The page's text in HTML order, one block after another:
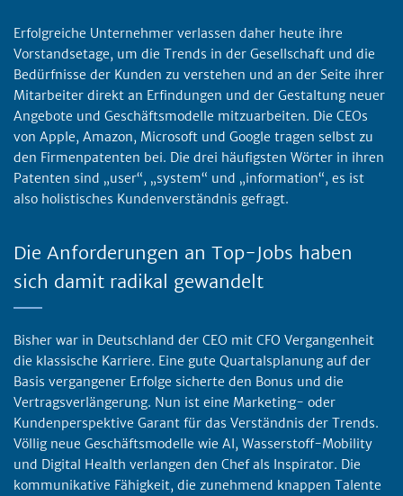
Erfolgreiche Unternehmer verlassen daher heute ihre
Vorstandsetage, um die Trends in der Gesellschaft und die
Bedürfnisse der Kunden zu verstehen und an der Seite ihrer
Mitarbeiter direkt an Erfindungen und der Gestaltung neuer
Angebote und Geschäftsmodelle mitzuarbeiten. Die CEOs
von Apple, Amazon, Microsoft und Google tragen selbst zu
den Firmenpatenten bei. Die drei häufigsten Wörter in ihren
Patenten sind „user“, „system“ und „information“, es ist
also holistisches Kundenverständnis gefragt.
Die Anforderungen an Top-Jobs haben
sich damit radikal gewandelt
Bisher war in Deutschland der CEO mit CFO Vergangenheit
die klassische Karriere. Eine gute Quartalsplanung auf der
Basis vergangener Erfolge sicherte den Bonus und die
Vertragsverlängerung. Nun ist eine Marketing- oder
Kundenperspektive Garant für das Verständnis der Trends.
Völlig neue Geschäftsmodelle wie AI, Wasserstoff-Mobility
und Digital Health verlangen den Chef als Inspirator. Die
kommunikative Fähigkeit, die zunehmend knappen Talente